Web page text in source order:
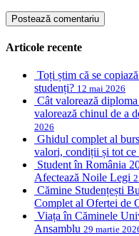
Articole recente
Toți știm că se
studenți? 12 mai 2026
Cât valorează
valorează chinul de a
2026
Ghidul complet al
valori, condiții și tot ce
Student în România
Afectează Noile Legi
Cămine Studențești
Complet al Ofertei de
Viața în Căminele
Ansamblu 29 martie